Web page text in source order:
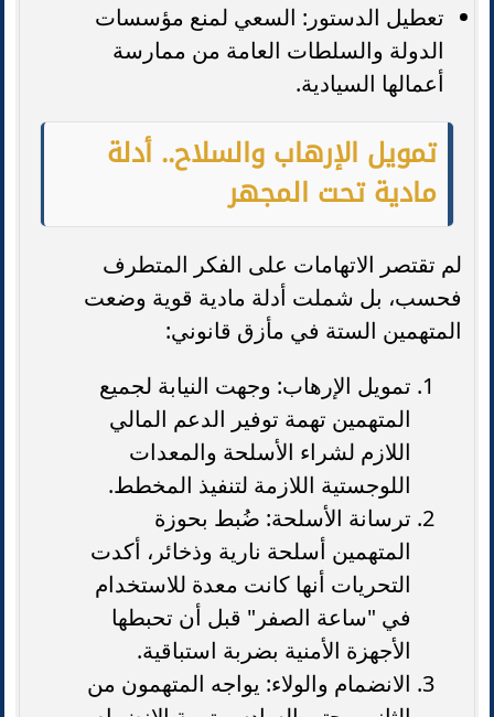
تعطيل الدستور: السعي لمنع مؤسسات
الدولة والسلطات العامة من ممارسة
أعمالها السيادية.
تمويل الإرهاب والسلاح.. أدلة
مادية تحت المجهر
لم تقتصر الاتهامات على الفكر المتطرف
فحسب، بل شملت أدلة مادية قوية وضعت
المتهمين الستة في مأزق قانوني:
تمويل الإرهاب: وجهت النيابة لجميع
المتهمين تهمة توفير الدعم المالي
اللازم لشراء الأسلحة والمعدات
اللوجستية اللازمة لتنفيذ المخطط.
ترسانة الأسلحة: ضُبط بحوزة
المتهمين أسلحة نارية وذخائر، أكدت
التحريات أنها كانت معدة للاستخدام
في "ساعة الصفر" قبل أن تحبطها
الأجهزة الأمنية بضربة استباقية.
الانضمام والولاء: يواجه المتهمون من